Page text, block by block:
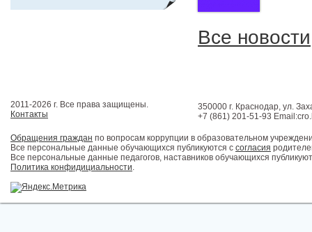
Все новости
2011-2026 г. Все права защищены.
Контакты
350000 г. Краснодар, ул.
+7 (861) 201-51-93
Обращения граждан по вопросам коррупции в образовательном
Все персональные данные обучающихся публикуются с согласия
Все персональные данные педагогов, наставников обучающихся
Политика конфидициальности.